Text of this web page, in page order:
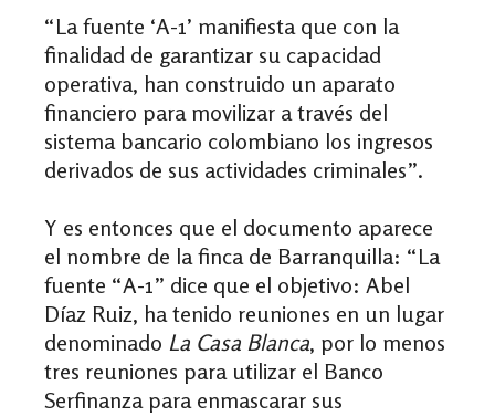
“La fuente ‘A-1’ manifiesta que con la
finalidad de garantizar su capacidad
operativa, han construido un aparato
financiero para movilizar a través del
sistema bancario colombiano los ingresos
derivados de sus actividades criminales”.
Y es entonces que el documento aparece
el nombre de la finca de Barranquilla: “La
fuente “A-1” dice que el objetivo: Abel
Díaz Ruiz, ha tenido reuniones en un lugar
denominado La Casa Blanca, por lo menos
tres reuniones para utilizar el Banco
Serfinanza para enmascarar sus